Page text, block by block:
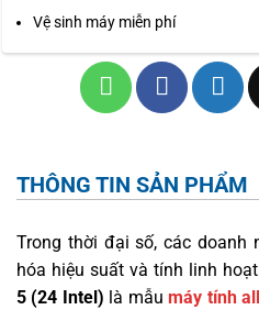
Vệ sinh máy miễn phí
THÔNG TIN SẢN PHẨM
Trong thời đại số, các doanh
hóa hiệu suất và tính linh
5 (24 Intel) là mẫumáy tính